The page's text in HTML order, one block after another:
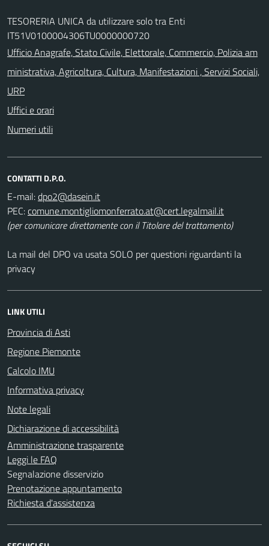
TESORERIA UNICA da utilizzare solo tra Enti
IT51V0100004306TU0000000720
Ufficio Anagrafe, Stato Civile, Elettorale, Commercio, Polizia am
ministrativa, Agricoltura, Cultura, Manifestazioni , Servizi Sociali,
URP
Uffici e orari
Numeri utili
CONTATTI D.P.O.
E-mail:
PEC:
(per comunicare direttamente con il Titolare del trattamento)
La mail del DPO va usata SOLO per questioni riguardanti la
privacy
LINK UTILI
Provincia di Asti
Regione Piemonte
Calcolo IMU
Informativa privacy
Note legali
Dichiarazione di accessibilità
Amministrazione trasparente
Leggi le FAQ
Segnalazione disservizio
Prenotazione appuntamento
Richiesta d'assistenza